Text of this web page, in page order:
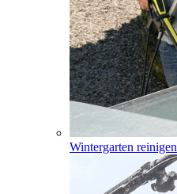
Wintergarten reinigen